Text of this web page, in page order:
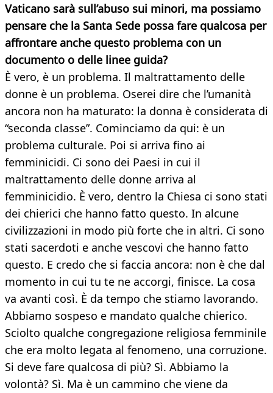
Vaticano sarà sull’abuso sui minori, ma possiamo
pensare che la Santa Sede possa fare qualcosa per
affrontare anche questo problema con un
documento o delle linee guida?
È vero, è un problema. Il maltrattamento delle
donne è un problema. Oserei dire che l’umanità
ancora non ha maturato: la donna è considerata di
“seconda classe”. Cominciamo da qui: è un
problema culturale. Poi si arriva fino ai
femminicidi. Ci sono dei Paesi in cui il
maltrattamento delle donne arriva al
femminicidio. È vero, dentro la Chiesa ci sono stati
dei chierici che hanno fatto questo. In alcune
civilizzazioni in modo più forte che in altri. Ci sono
stati sacerdoti e anche vescovi che hanno fatto
questo. E credo che si faccia ancora: non è che dal
momento in cui tu te ne accorgi, finisce. La cosa
va avanti così. È da tempo che stiamo lavorando.
Abbiamo sospeso e mandato qualche chierico.
Sciolto qualche congregazione religiosa femminile
che era molto legata al fenomeno, una corruzione.
Si deve fare qualcosa di più? Sì. Abbiamo la
volontà? Sì. Ma è un cammino che viene da